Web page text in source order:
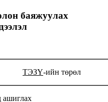
баяжуулах
ТЭЗҮ-ийн төрөл
ашиглах